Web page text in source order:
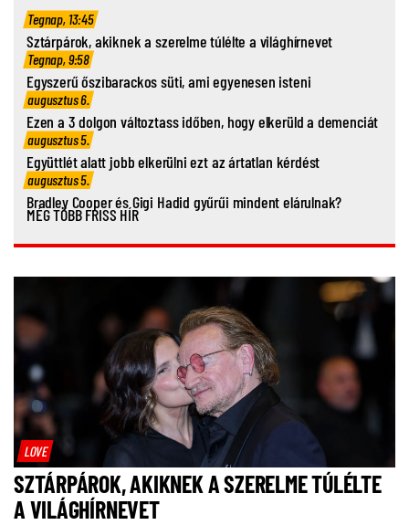
Tegnap, 13:45
Sztárpárok, akiknek a szerelme túlélte a világhírnevet
Tegnap, 9:58
Egyszerű őszibarackos süti, ami egyenesen isteni
augusztus 6.
Ezen a 3 dolgon változtass időben, hogy elkerüld a demenciát
augusztus 5.
Együttlét alatt jobb elkerülni ezt az ártatlan kérdést
augusztus 5.
Bradley Cooper és Gigi Hadid gyűrűi mindent elárulnak?
MÉG TÖBB FRISS HÍR
LOVE
SZTÁRPÁROK, AKIKNEK A SZERELME TÚLÉLTE
A VILÁGHÍRNEVET